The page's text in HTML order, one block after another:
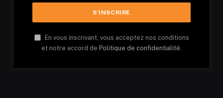
En vous inscrivant, vous acceptez nos conditions
et notre accord de Politique de confidentialité.